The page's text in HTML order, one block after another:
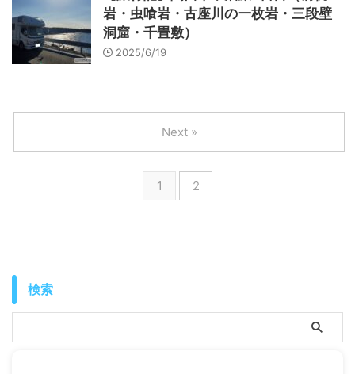
岩・虫喰岩・古座川の一枚岩・三段壁
洞窟・千畳敷）
2025/6/19
1 2
Next »
検索